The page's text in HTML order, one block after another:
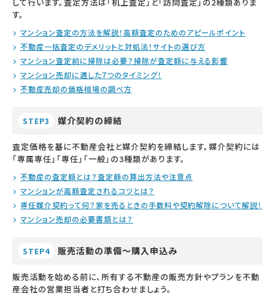
す。
マンション査定の方法を解説！高額査定のためのアピールポイント
不動産一括査定のデメリットと対処法！サイトの選び方
マンション査定前に掃除は必要？掃除が査定額に与える影響
マンション売却に適した7つのタイミング！
不動産売却の価格相場の調べ方
STEP3 媒介契約の締結
査定価格を基に不動産会社と媒介契約を締結します。媒介契約には
「専属専任」「専任」「一般」の3種類があります。
不動産の査定額とは？査定額の算出方法や注意点
マンションが高額査定されるコツとは？
専任媒介契約って何？家を売るときの手数料や契約解除について解説！
マンション売却の必要書類とは？
STEP4 販売活動の準備～購入申込み
販売活動を始める前に、所有する不動産の販売方針やプランを不動
産会社の営業担当者と打ち合わせましょう。